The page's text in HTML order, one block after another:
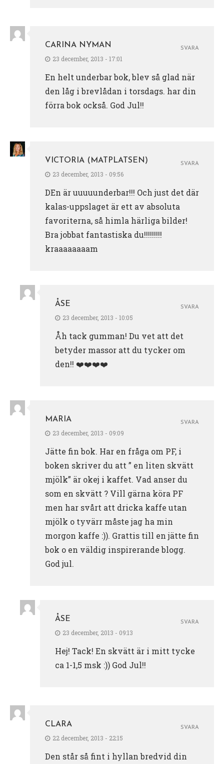
CARINA NYMAN
23 december, 2013 - 17:01
En helt underbar bok, blev så glad när
den låg i brevlådan i torsdags. har din
förra bok också. God Jul!!
SVARA
VICTORIA (MATPLATSEN)
23 december, 2013 - 09:56
DEn är uuuuunderbar!!! Och just det där
kalas-uppslaget är ett av absoluta
favoriterna, så himla härliga bilder!
Bra jobbat fantastiska du!!!!!!!!!
kraaaaaaaam
SVARA
ÅSE
23 december, 2013 - 10:05
Åh tack gumman! Du vet att det
betyder massor att du tycker om
den!! ❤️❤️❤️❤️
SVARA
MARIA
23 december, 2013 - 09:09
Jätte fin bok. Har en fråga om PF, i
boken skriver du att ” en liten skvätt
mjölk” är okej i kaffet. Vad anser du
som en skvätt ? Vill gärna köra PF
men har svårt att dricka kaffe utan
mjölk o tyvärr måste jag ha min
morgon kaffe :)). Grattis till en jätte fin
bok o en väldig inspirerande blogg.
God jul.
SVARA
ÅSE
23 december, 2013 - 09:13
Hej! Tack! En skvätt är i mitt tycke
ca 1-1,5 msk :)) God Jul!!
SVARA
CLARA
22 december, 2013 - 22:15
Den står så fint i hyllan bredvid din
SVARA